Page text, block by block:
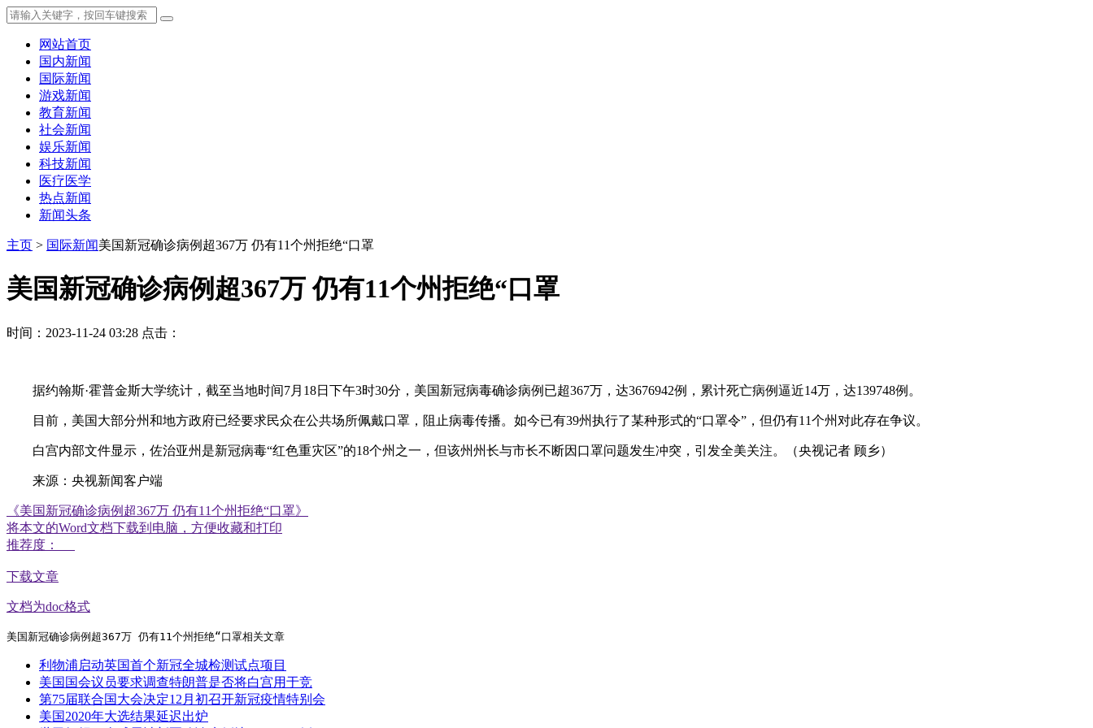
网站首页
国内新闻
国际新闻
游戏新闻
教育新闻
社会新闻
娱乐新闻
科技新闻
医疗医学
热点新闻
新闻头条
主页 > 国际新闻美国新冠确诊病例超367万 仍有11个州拒绝“口罩
美国新冠确诊病例超367万 仍有11个州拒绝“口罩
时间：2023-11-24 03:28 点击：
据约翰斯·霍普金斯大学统计，截至当地时间7月18日下午3时30分，美国新冠病毒确诊病例已超367万，达3676942例，累计死亡病例逼近14万，达139748例。
目前，美国大部分州和地方政府已经要求民众在公共场所佩戴口罩，阻止病毒传播。如今已有39州执行了某种形式的“口罩令”，但仍有11个州对此存在争议。
白宫内部文件显示，佐治亚州是新冠病毒“红色重灾区”的18个州之一，但该州州长与市长不断因口罩问题发生冲突，引发全美关注。（央视记者 顾乡）
来源：央视新闻客户端
《美国新冠确诊病例超367万 仍有11个州拒绝“口罩》
将本文的Word文档下载到电脑，方便收藏和打印
推荐度：
下载文章
文档为doc格式
美国新冠确诊病例超367万 仍有11个州拒绝“口罩相关文章
利物浦启动英国首个新冠全城检测试点项目
美国国会议员要求调查特朗普是否将白宫用于竞
第75届联合国大会决定12月初召开新冠疫情特别会
美国2020年大选结果延迟出炉